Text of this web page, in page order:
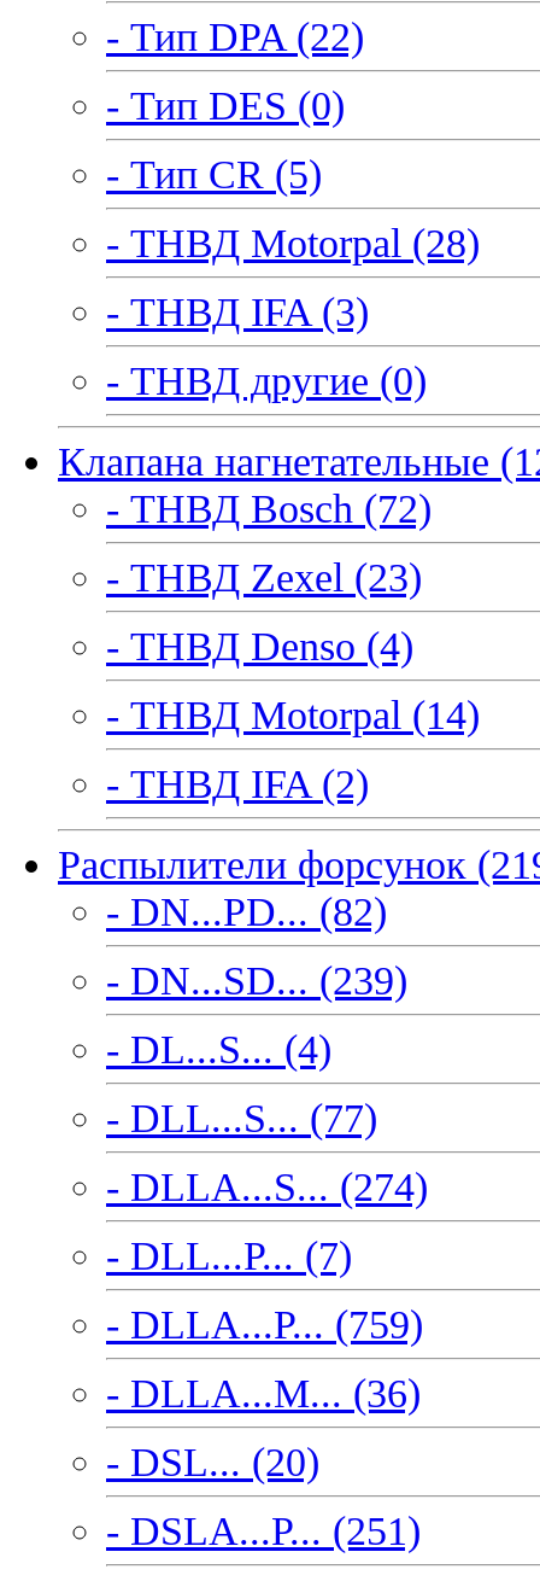
- Тип DPA (22)
- Тип DES (0)
- Тип CR (5)
- ТНВД Motorpal (28)
- ТНВД IFA (3)
- ТНВД другие (0)
Клапана нагнетательные
- ТНВД Bosch (72)
- ТНВД Zexel (23)
- ТНВД Denso (4)
- ТНВД Motorpal (14)
- ТНВД IFA (2)
Распылители форсунок
- DN...PD... (82)
- DN...SD... (239)
- DL...S... (4)
- DLL...S... (77)
- DLLA...S... (274)
- DLL...P... (7)
- DLLA...P... (759)
- DLLA...M... (36)
- DSL... (20)
- DSLA...P... (251)